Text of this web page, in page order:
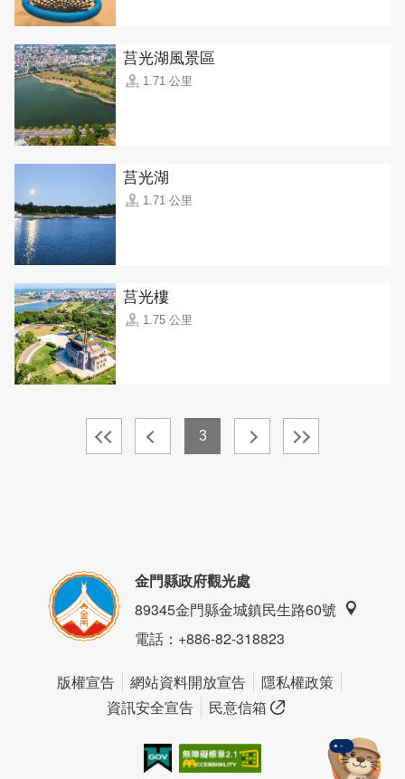
莒光湖風景區
1.71 公里
莒光湖
1.71 公里
莒光樓
1.75 公里
3
金門縣政府觀光處
89345金門縣金城鎮民生路60號
電話：+886-82-318823
版權宣告 網站資料開放宣告
隱私權政策
資訊安全宣告
民意信箱